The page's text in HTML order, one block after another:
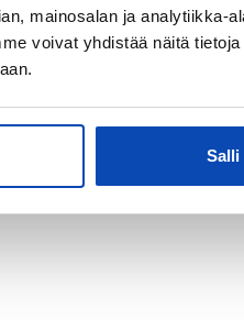
mainosalan ja analytiikka-
voivat yhdistää näitä
Salli